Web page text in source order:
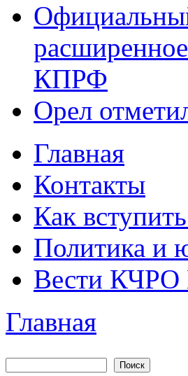
КПРФ
Орел
Главное меню
Главная
Контакты
Как
Политика и
Вести
Вы здесь
Главная
Форма поиска